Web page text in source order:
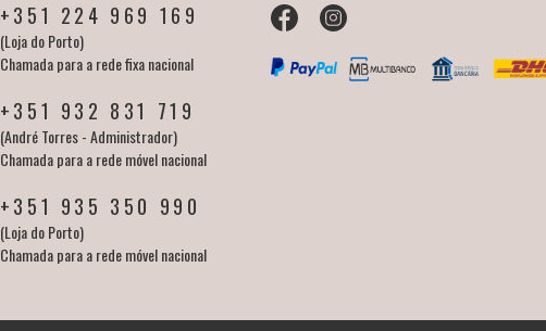
+351 224 969 169
(Loja do Porto)
Chamada para a rede fixa nacional
+351 932 831 719
(André Torres - Administrador)
Chamada para a rede móvel nacional
+351 935 350 990
(Loja do Porto)
Chamada para a rede móvel nacional